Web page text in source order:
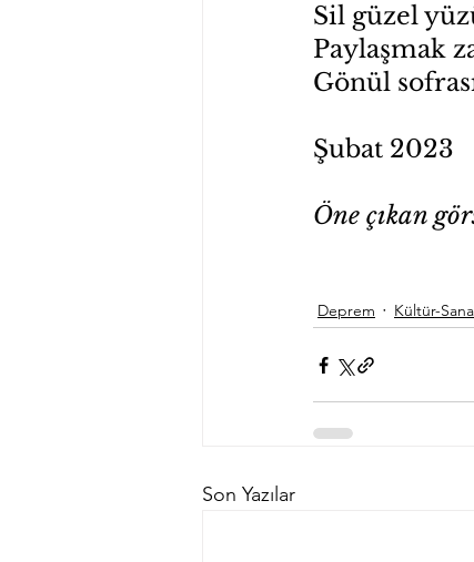
Sil güzel
Paylaşmak
Gönül
Şubat 2023
Öne çıkan
Deprem Kültür-
Son Yazılar